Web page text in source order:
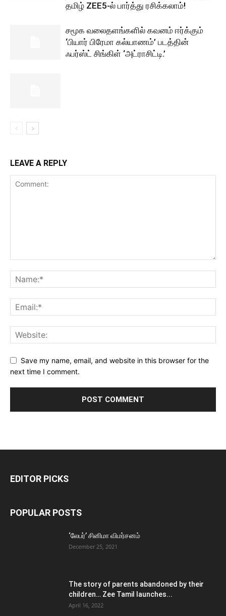
தமிழ் ZEE5-ல் பார்த்து ரசிக்கலாம்!
சமூக வலைதளங்களில் கவனம் ஈர்க்கும்
‘பியார் பிரேமா கல்யாணம்’ படத்தின்
ஃபர்ஸ்ட் சிங்கிள் ‘அட்ராசிட்டி.’
LEAVE A REPLY
Save my name, email, and website in this browser for the
next time I comment.
EDITOR PICKS
POPULAR POSTS
‘லேபர்’ சினிமா விமர்சனம்
December 25, 2021
The story of parents abandoned by their
children… Zee Tamil launches...
April 16, 2022